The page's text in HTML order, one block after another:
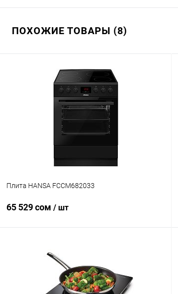
ПОХОЖИЕ ТОВАРЫ (8)
Плита HANSA FCCM682033
65 529 сом / шт
Купить в 1 клик Сравнение
В избранное В наличии